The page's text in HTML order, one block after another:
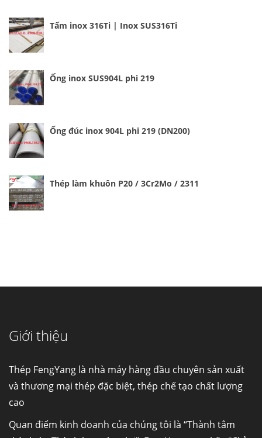
Tấm inox 316Ti | Inox SUS316Ti
Ống inox SUS904L phi 219
Ống đúc inox 904L phi 219 (DN200)
Thép làm khuôn P20 / 3Cr2Mo / 2311
Giới thiệu
Thép FengYang là nhà máy hàng đầu chuyên sản xuất
và thương mại thép đặc biệt, thép chế tạo chất lượng
cao
Quan điểm kinh doanh của chúng tôi là “Thành tâm
máy...
Hợp kim N06625 là hợp kim chịu